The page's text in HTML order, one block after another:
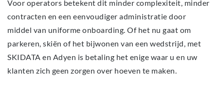
Voor operators betekent dit minder complexiteit, minder
contracten en een eenvoudiger administratie door
middel van uniforme onboarding. Of het nu gaat om
parkeren, skiën of het bijwonen van een wedstrijd, met
SKIDATA en Adyen is betaling het enige waar u en uw
klanten zich geen zorgen over hoeven te maken.